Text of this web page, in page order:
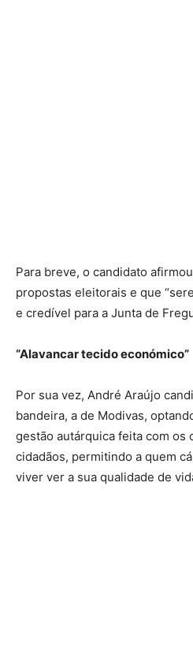
Para breve, o candidato
propostas eleitorais e que
e credível para a Junta de
“Alavancar tecido económico”
Por sua vez, André Araújo
bandeira, a de Modivas,
gestão autárquica feita com os
cidadãos, permitindo a quem
viver ver a sua qualidade de